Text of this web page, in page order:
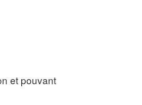
et pouvant